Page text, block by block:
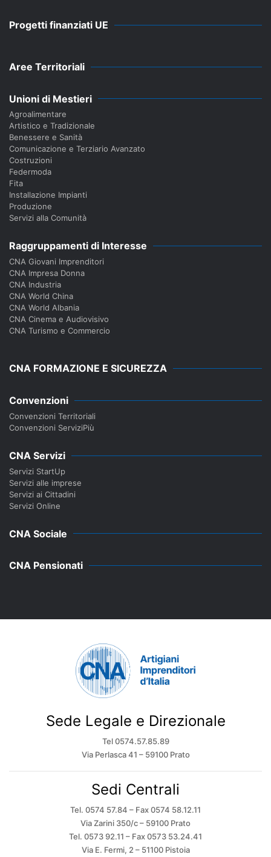
Progetti finanziati UE
Aree Territoriali
Unioni di Mestieri
Agroalimentare
Artistico e Tradizionale
Benessere e Sanità
Comunicazione e Terziario Avanzato
Costruzioni
Federmoda
Fita
Installazione Impianti
Produzione
Servizi alla Comunità
Raggruppamenti di Interesse
CNA Giovani Imprenditori
CNA Impresa Donna
CNA Industria
CNA World China
CNA World Albania
CNA Cinema e Audiovisivo
CNA Turismo e Commercio
CNA FORMAZIONE E SICUREZZA
Convenzioni
Convenzioni Territoriali
Convenzioni ServiziPiù
CNA Servizi
Servizi StartUp
Servizi alle imprese
Servizi ai Cittadini
Servizi Online
CNA Sociale
CNA Pensionati
Sede Legale e Direzionale
Tel 0574.57.85.89
Via Perlasca 41 – 59100 Prato
Sedi Centrali
Tel. 0574 57.84 – Fax 0574 58.12.11
Via Zarini 350/c – 59100 Prato
Tel. 0573 92.11 – Fax 0573 53.24.41
Via E. Fermi, 2 – 51100 Pistoia